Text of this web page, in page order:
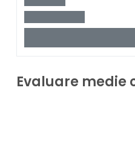
Evaluare medie